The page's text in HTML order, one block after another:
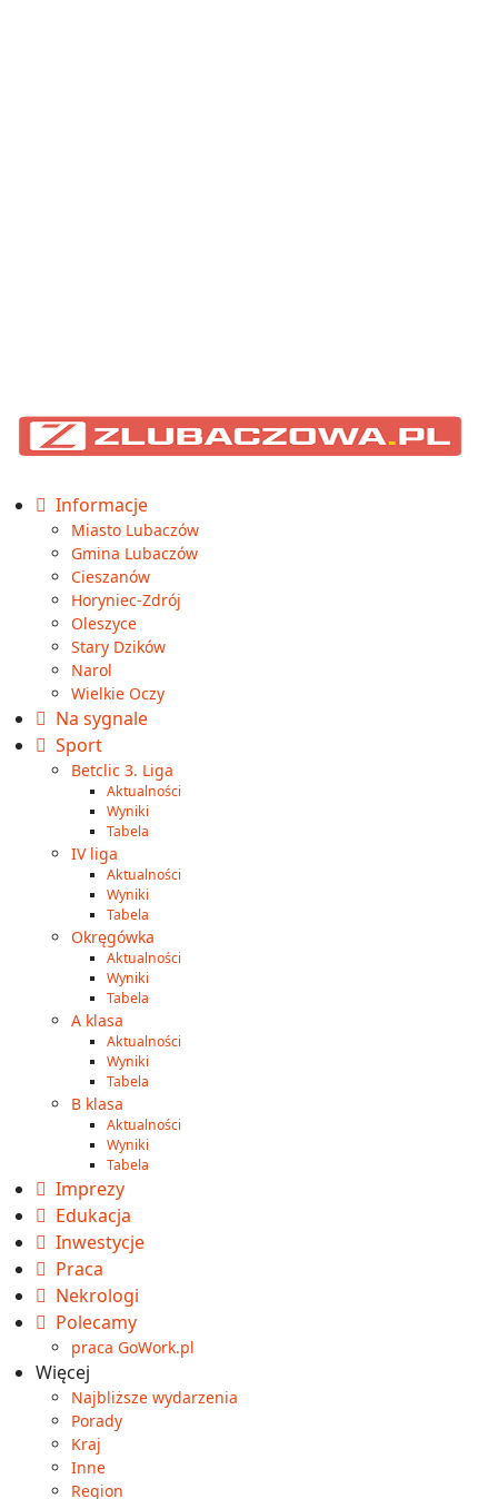
Informacje
Miasto Lubaczów
Gmina Lubaczów
Cieszanów
Horyniec-Zdrój
Oleszyce
Stary Dzików
Narol
Wielkie Oczy
Na sygnale
Sport
Betclic 3. Liga
Aktualności
Wyniki
Tabela
IV liga
Aktualności
Wyniki
Tabela
Okręgówka
Aktualności
Wyniki
Tabela
A klasa
Aktualności
Wyniki
Tabela
B klasa
Aktualności
Wyniki
Tabela
Imprezy
Edukacja
Inwestycje
Praca
Nekrologi
Polecamy
praca GoWork.pl
Więcej
Najbliższe wydarzenia
Porady
Kraj
Inne
Region